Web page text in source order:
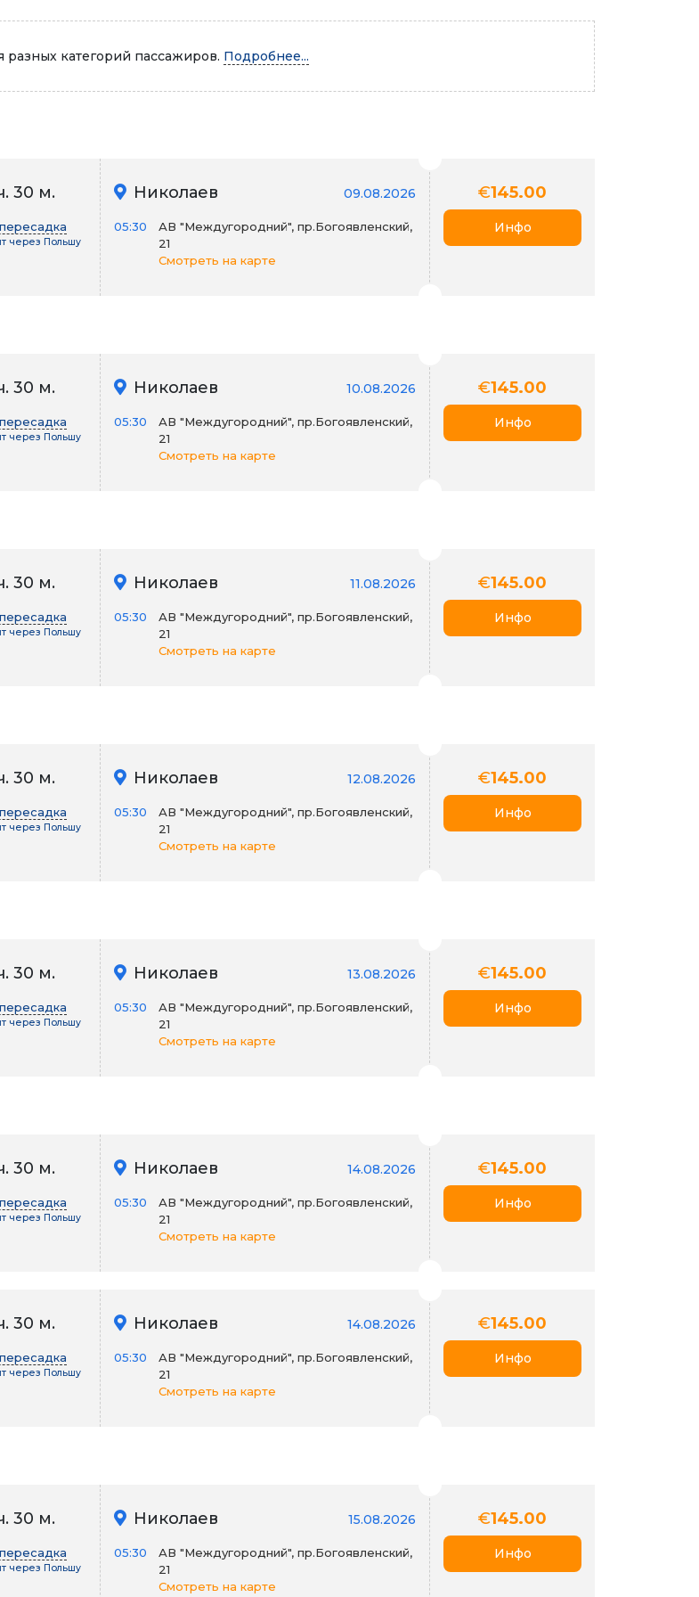
Автопарк
категорий пассажиров. Подробнее...
30 м.
через Польшу
Николаев 09.08.2026
05:30
АВ "Междугородний", пр.Богоявленский,
21
Смотреть на карте
€145.00
Инфо
30 м.
через Польшу
Николаев 10.08.2026
05:30
АВ "Междугородний", пр.Богоявленский,
21
Смотреть на карте
€145.00
Инфо
30 м.
через Польшу
Николаев 11.08.2026
05:30
АВ "Междугородний", пр.Богоявленский,
21
Смотреть на карте
€145.00
Инфо
30 м.
через Польшу
Николаев 12.08.2026
05:30
АВ "Междугородний", пр.Богоявленский,
21
Смотреть на карте
€145.00
Инфо
30 м.
через Польшу
Николаев 13.08.2026
05:30
АВ "Междугородний", пр.Богоявленский,
21
Смотреть на карте
€145.00
Инфо
30 м.
через Польшу
Николаев 14.08.2026
05:30
АВ "Междугородний", пр.Богоявленский,
21
Смотреть на карте
€145.00
Инфо
30 м.
через Польшу
Николаев 14.08.2026
05:30
АВ "Междугородний", пр.Богоявленский,
21
Смотреть на карте
€145.00
Инфо
30 м.
через Польшу
Николаев 15.08.2026
05:30
АВ "Междугородний", пр.Богоявленский,
21
Смотреть на карте
€145.00
Инфо